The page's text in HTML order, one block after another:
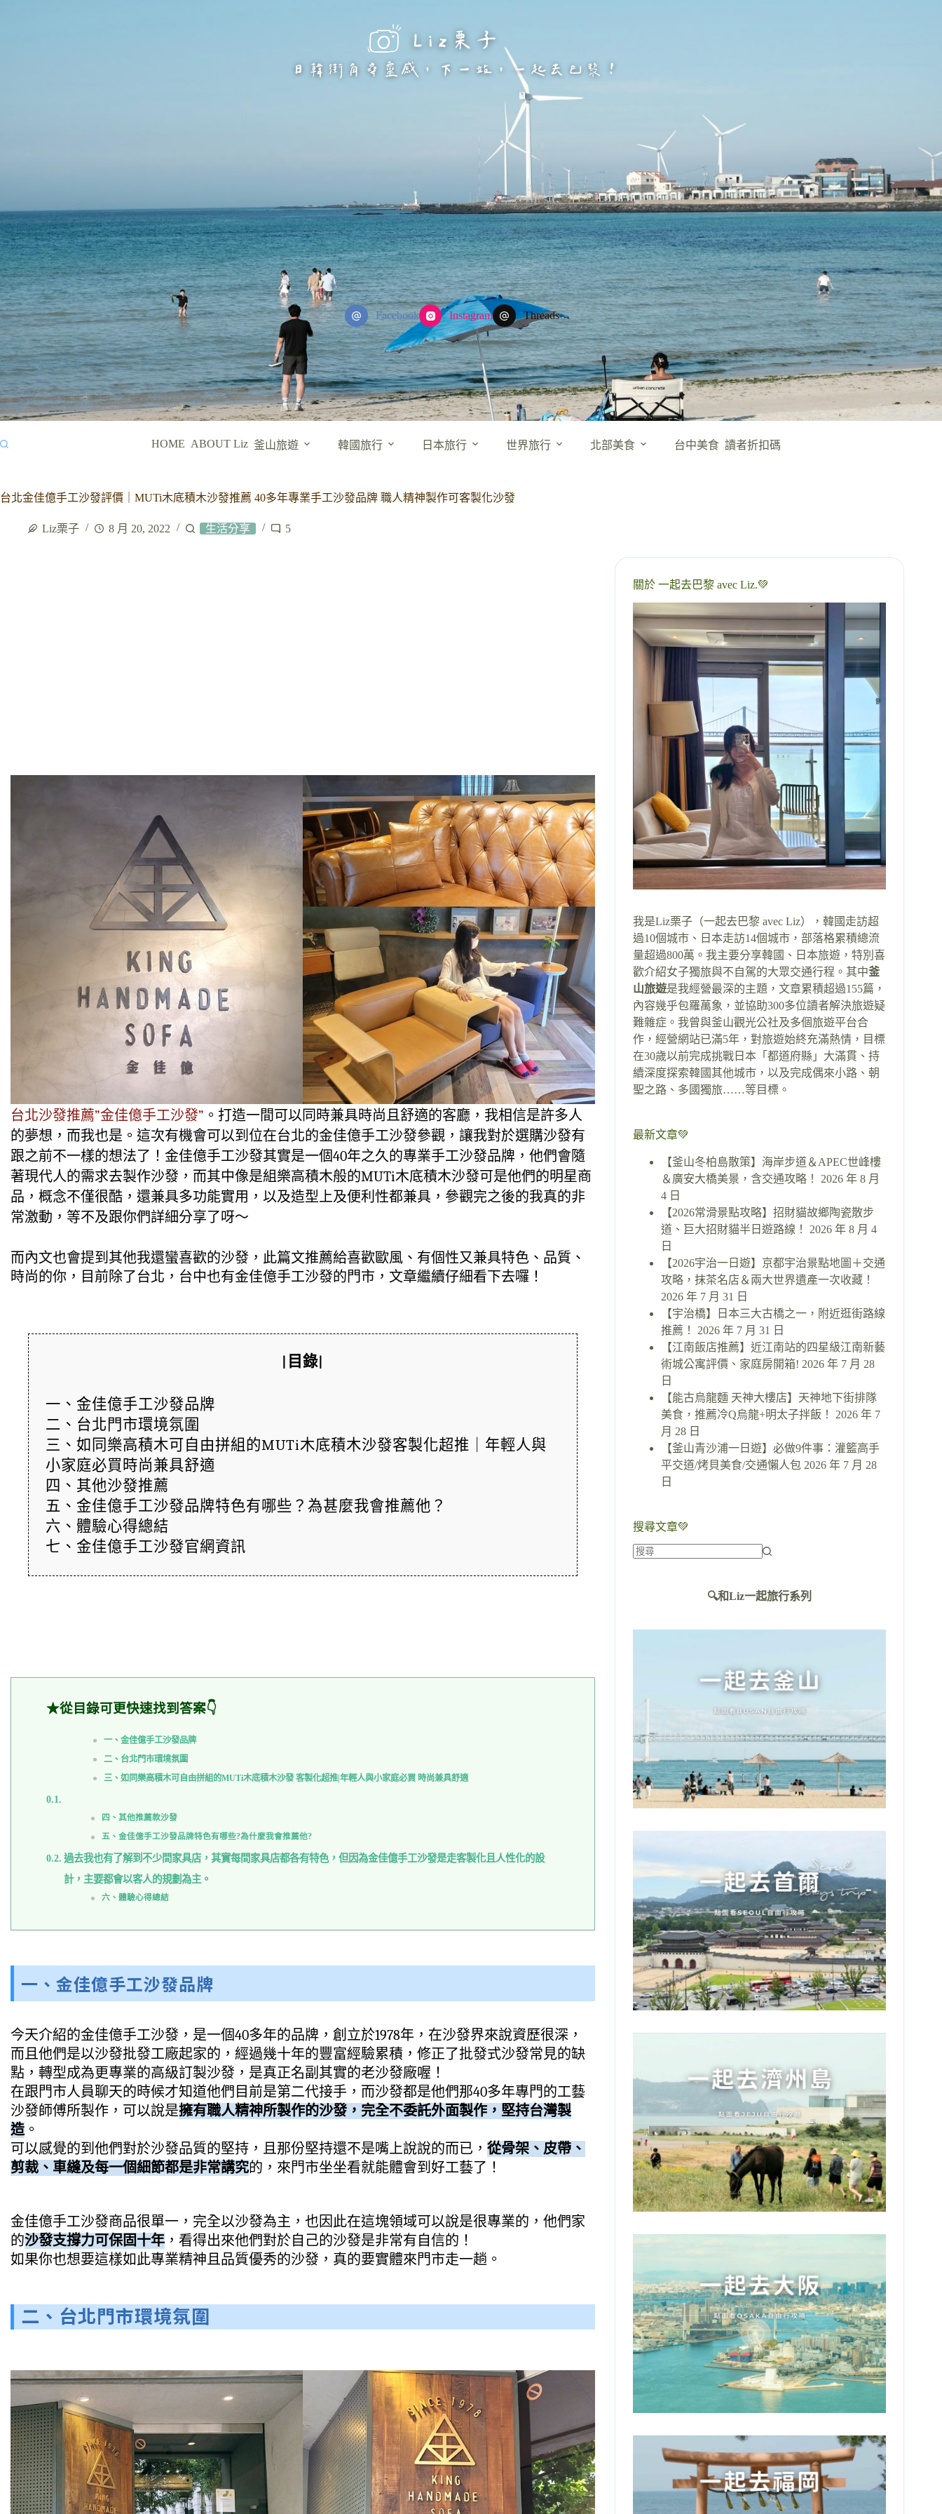
Facebook Instagram Threads
HOME ABOUT Liz 釜山旅遊 韓國旅行 日本旅行 世界旅行 北部美食 台中美食 讀者折扣碼
台北金佳億手工沙發評價｜MUTi木底積木沙發推薦 40多年專業手工沙發品牌 職人精神製作可客製化沙發
Liz栗子 8 月 20, 2022 生活分享 5
台北沙發推薦”金佳億手工沙發” 。打造一間可以同時兼具時尚且舒適的客廳，我相信是許多人
的夢想，而我也是。這次有機會可以到位在台北的金佳億手工沙發參觀，讓我對於選購沙發有
跟之前不一樣的想法了！金佳億手工沙發其實是一個40年之久的專業手工沙發品牌，他們會隨
著現代人的需求去製作沙發，而其中像是組樂高積木般的MUTi木底積木沙發可是他們的明星商
品，概念不僅很酷，還兼具多功能實用，以及造型上及便利性都兼具，參觀完之後的我真的非
常激動，等不及跟你們詳細分享了呀～
而內文也會提到其他我還蠻喜歡的沙發，此篇文推薦給喜歡歐風、有個性又兼具特色、品質、
時尚的你，目前除了台北，台中也有金佳億手工沙發的門市，文章繼續仔細看下去囉！
|目錄|
一、金佳億手工沙發品牌
二、台北門市環境氛圍
三、如同樂高積木可自由拼組的MUTi木底積木沙發客製化超推｜年輕人與
小家庭必買時尚兼具舒適
四、其他沙發推薦
五、金佳億手工沙發品牌特色有哪些？為甚麼我會推薦他？
六、體驗心得總結
七、金佳億手工沙發官網資訊
★從目錄可更快速找到答案👇
一、金佳億手工沙發品牌
二、台北門市環境氛圍
三、如同樂高積木可自由拼組的MUTi木底積木沙發 客製化超推|年輕人與小家庭必買 時尚兼具舒適
四、其他推薦款沙發
五、金佳億手工沙發品牌特色有哪些?為什麼我會推薦他?
過去我也有了解到不少間家具店，其實每間家具店都各有特色，但因為金佳億手工沙發是走客製化且人性化的設
計，主要都會以客人的規劃為主。
六、體驗心得總結
一、金佳億手工沙發品牌
今天介紹的金佳億手工沙發，是一個40多年的品牌，創立於1978年，在沙發界來說資歷很深，
而且他們是以沙發批發工廠起家的，經過幾十年的豐富經驗累積，修正了批發式沙發常見的缺
點，轉型成為更專業的高級訂製沙發，是真正名副其實的老沙發廠喔！
在跟門市人員聊天的時候才知道他們目前是第二代接手，而沙發都是他們那40多年專門的工藝
沙發師傅所製作，可以說是擁有職人精神所製作的沙發，完全不委託外面製作，堅持台灣製
造。
可以感覺的到他們對於沙發品質的堅持，且那份堅持還不是嘴上說說的而已， 從骨架、皮帶、
剪裁、車縫及每一個細節都是非常講究的，來門市坐坐看就能體會到好工藝了！
金佳億手工沙發商品很單一，完全以沙發為主，也因此在這塊領域可以說是很專業的，他們家
的沙發支撐力可保固十年 ，看得出來他們對於自己的沙發是非常有自信的！
如果你也想要這樣如此專業精神且品質優秀的沙發，真的要實體來門市走一趟。
二、台北門市環境氛圍
關於 一起去巴黎 avec Liz.💚
我是Liz栗子（一起去巴黎 avec Liz），韓國走訪超
過10個城市、日本走訪14個城市，部落格累積總流
量超過800萬。我主要分享韓國、日本旅遊，特別喜
歡介紹女子獨旅與不自駕的大眾交通行程。其中釜
山旅遊是我經營最深的主題，文章累積超過155篇，
內容幾乎包羅萬象，並協助300多位讀者解決旅遊疑
難雜症。我曾與釜山觀光公社及多個旅遊平台合
作，經營網站已滿5年，對旅遊始終充滿熱情，目標
在30歲以前完成挑戰日本「都道府縣」大滿貫、持
續深度探索韓國其他城市，以及完成偶來小路、朝
聖之路、多國獨旅……等目標。
最新文章💚
【釜山冬柏島散策】海岸步道＆APEC世峰樓
＆廣安大橋美景，含交通攻略！
2026 年 8 月
4 日
【2026常滑景點攻略】招財貓故鄉陶瓷散步
道、巨大招財貓半日遊路線！
2026 年 8 月 4
日
【2026宇治一日遊】京都宇治景點地圖＋交通
攻略，抹茶名店＆兩大世界遺產一次收藏！
2026 年 7 月 31 日
【宇治橋】日本三大古橋之一，附近逛街路線
推薦！
2026 年 7 月 31 日
【江南飯店推薦】近江南站的四星級江南新藝
術城公寓評價、家庭房開箱! 2026 年 7 月 28
日
【能古烏龍麵 天神大樓店】天神地下街排隊
美食，推薦冷Q烏龍+明太子拌飯！
2026 年 7
月 28 日
【釜山青沙浦一日遊】必做9件事：灌籃高手
平交道/烤貝美食/交通懶人包 2026 年 7 月 28
日
搜尋文章💚
🔍和Liz一起旅行系列